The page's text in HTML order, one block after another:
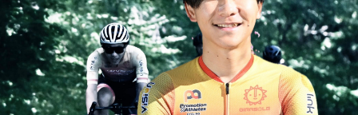
競技ガイド
加盟・登録
エントリー